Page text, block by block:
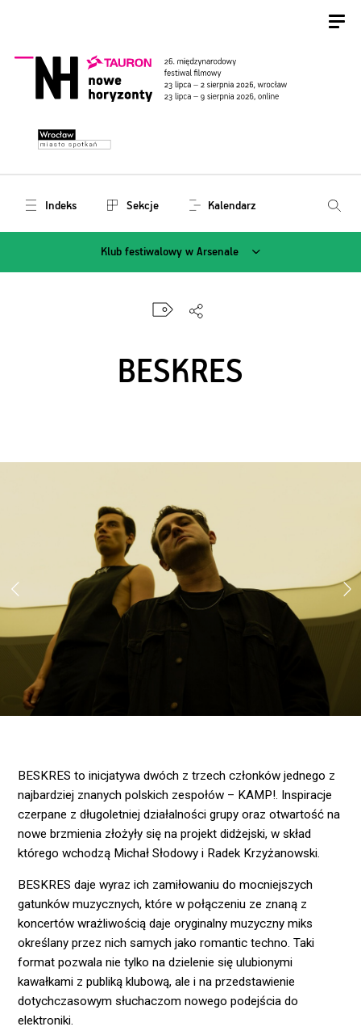
Indeks Sekcje Kalendarz
Klub festiwalowy w Arsenale
BESKRES
BESKRES to inicjatywa dwóch z trzech członków jednego z
najbardziej znanych polskich zespołów – KAMP!. Inspiracje
czerpane z długoletniej działalności grupy oraz otwartość na
nowe brzmienia złożyły się na projekt didżejski, w skład
którego wchodzą Michał Słodowy i Radek Krzyżanowski.
BESKRES daje wyraz ich zamiłowaniu do mocniejszych
gatunków muzycznych, które w połączeniu ze znaną z
koncertów wrażliwością daje oryginalny muzyczny miks
określany przez nich samych jako romantic techno. Taki
format pozwala nie tylko na dzielenie się ulubionymi
kawałkami z publiką klubową, ale i na przedstawienie
dotychczasowym słuchaczom nowego podejścia do
elektroniki.